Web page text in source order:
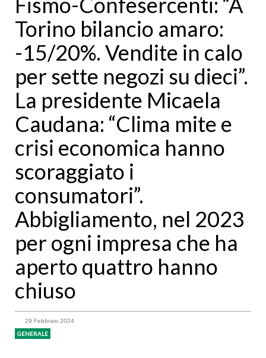
Torino bilancio amaro:
-15/20%. Vendite in calo
per sette negozi su dieci”.
La presidente Micaela
Caudana: “Clima mite e
crisi economica hanno
scoraggiato i
consumatori”.
Abbigliamento, nel 2023
per ogni impresa che ha
aperto quattro hanno
chiuso
29 Febbraio 2024
GENERALE